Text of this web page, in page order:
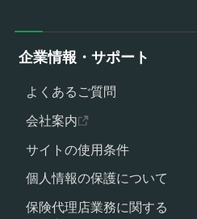
企業情報・サポート
よくあるご質問
会社案内
サイトの使用条件
個人情報の保護について
保険代理店業務に関する